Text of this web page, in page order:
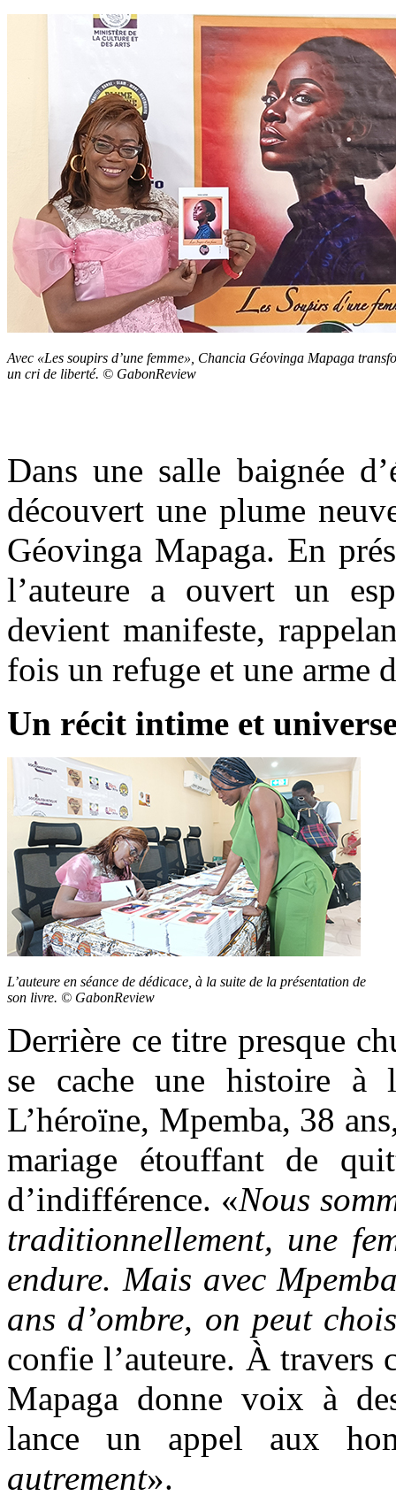
Avec «Les soupirs d’une femme», Chancia Géovinga Mapaga
un cri de liberté. © GabonReview
Dans une salle baignée
découvert une plume
Géovinga Mapaga. En
l’auteure a ouvert un
devient manifeste,
fois un refuge et une arme
Un récit intime et
L’auteure en séance de dédicace, à la suite de la présentation de
son livre. © GabonReview
Derrière ce titre presque
se cache une histoire à
L’héroïne, Mpemba, 38
mariage étouffant de
d’indifférence. «Nous
traditionnellement, une
endure. Mais avec
ans d’ombre, on peut
confie l’auteure. À travers
Mapaga donne voix à
lance un appel aux
autrement».